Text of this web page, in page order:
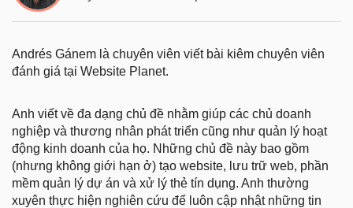
Andrés Gánem là chuyên viên viết bài kiêm chuyên viên
đánh giá tại Website Planet.
Anh viết về đa dạng chủ đề nhằm giúp các chủ doanh
nghiệp và thương nhân phát triển cũng như quản lý hoạt
động kinh doanh của họ. Những chủ đề này bao gồm
(nhưng không giới hạn ở) tạo website, lưu trữ web, phần
mềm quản lý dự án và xử lý thẻ tín dụng. Anh thường
xuyên thực hiện nghiên cứu để luôn cập nhật những tin